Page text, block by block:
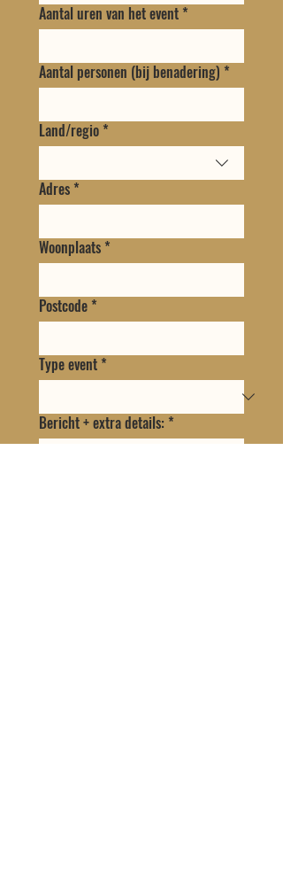
Aantal uren van het event *
Aantal personen (bij benadering) *
Adres met meerdere regels
Land/regio *
Adres *
Woonplaats *
Postcode *
Type event *
Bericht + extra details: *